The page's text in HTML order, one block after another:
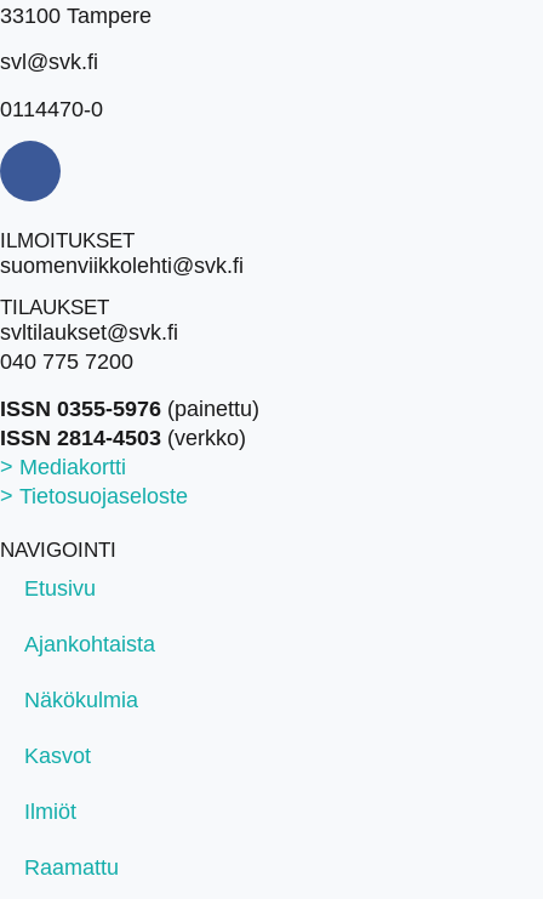
33100 Tampere
svl@svk.fi
0114470-0
ILMOITUKSET
suomenviikkolehti@svk.fi
TILAUKSET
svltilaukset@svk.fi
040 775 7200
ISSN 0355-5976 (painettu)
ISSN 2814-4503 (verkko)
> Mediakortti
> Tietosuojaseloste
NAVIGOINTI
Etusivu
Ajankohtaista
Näkökulmia
Kasvot
Ilmiöt
Raamattu